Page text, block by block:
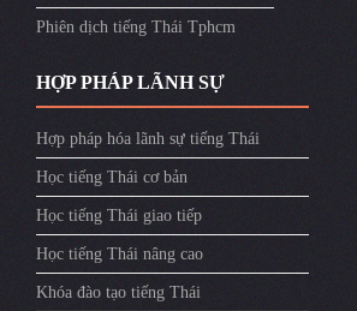
Phiên dịch tiếng Thái Tphcm
HỢP PHÁP LÃNH SỰ
Hợp pháp hóa lãnh sự tiếng Thái
Học tiếng Thái cơ bản
Học tiếng Thái giao tiếp
Học tiếng Thái nâng cao
Khóa đào tạo tiếng Thái